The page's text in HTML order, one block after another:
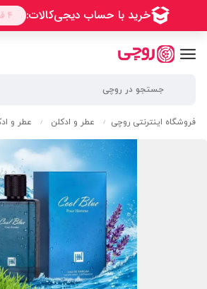
فروشگاه اینترنتی روچی / عطر و ادکلن / عطر و